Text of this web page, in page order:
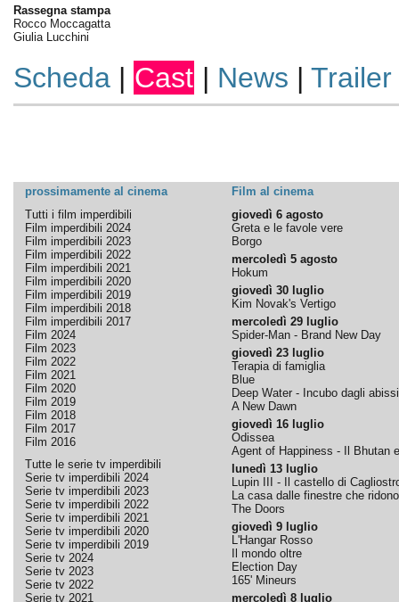
Rassegna stampa
Rocco Moccagatta
Giulia Lucchini
Scheda| Cast | News | Trailer
prossimamente al cinema
Film al cinema
Tutti i film imperdibili
Film imperdibili 2024
Film imperdibili 2023
Film imperdibili 2022
Film imperdibili 2021
Film imperdibili 2020
Film imperdibili 2019
Film imperdibili 2018
Film imperdibili 2017
Film 2024
Film 2023
Film 2022
Film 2021
Film 2020
Film 2019
Film 2018
Film 2017
Film 2016
Tutte le serie tv imperdibili
Serie tv imperdibili 2024
Serie tv imperdibili 2023
Serie tv imperdibili 2022
Serie tv imperdibili 2021
Serie tv imperdibili 2020
Serie tv imperdibili 2019
Serie tv 2024
Serie tv 2023
Serie tv 2022
Serie tv 2021
giovedì 6 agosto
Greta e le favole vere
Borgo
mercoledì 5 agosto
Hokum
giovedì 30 luglio
Kim Novak's Vertigo
mercoledì 29 luglio
Spider-Man - Brand New Day
giovedì 23 luglio
Terapia di famiglia
Blue
Deep Water - Incubo dagli abissi
A New Dawn
giovedì 16 luglio
Odissea
Agent of Happiness - Il Bhutan
lunedì 13 luglio
Lupin III - Il castello di
La casa dalle finestre che ridono
The Doors
giovedì 9 luglio
L'Hangar Rosso
Il mondo oltre
Election Day
165' Mineurs
mercoledì 8 luglio